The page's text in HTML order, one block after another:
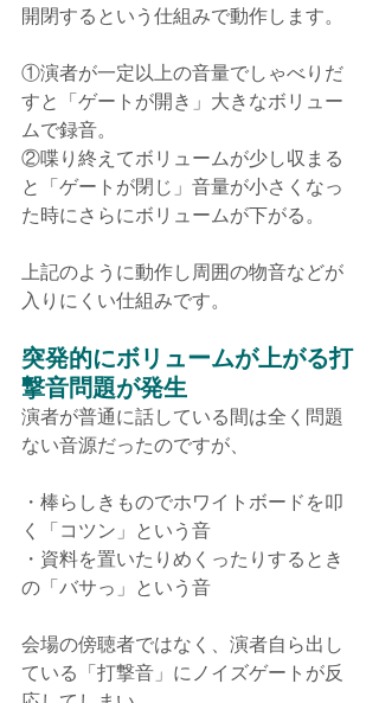
開閉するという仕組みで動作します。
①演者が一定以上の音量でしゃべりだ
すと「ゲートが開き」大きなボリュー
ムで録音。
②喋り終えてボリュームが少し収まる
と「ゲートが閉じ」音量が小さくなっ
た時にさらにボリュームが下がる。
上記のように動作し周囲の物音などが
入りにくい仕組みです。
突発的にボリュームが上がる打
撃音問題が発生
演者が普通に話している間は全く問題
ない音源だったのですが、
・棒らしきものでホワイトボードを叩
く「コツン」という音
・資料を置いたりめくったりするとき
の「バサっ」という音
会場の傍聴者ではなく、演者自ら出し
ている「打撃音」にノイズゲートが反